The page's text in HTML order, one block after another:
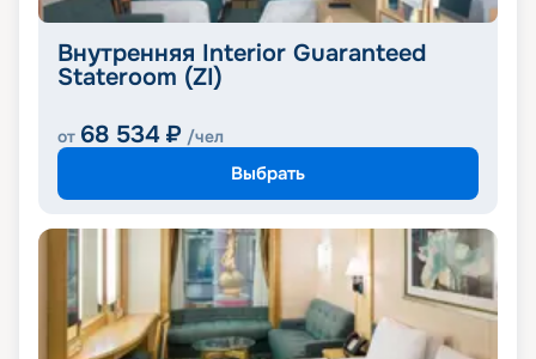
Внутренняя Interior Guaranteed
Stateroom (ZI)
от 68 534 ₽ /чел
Выбрать